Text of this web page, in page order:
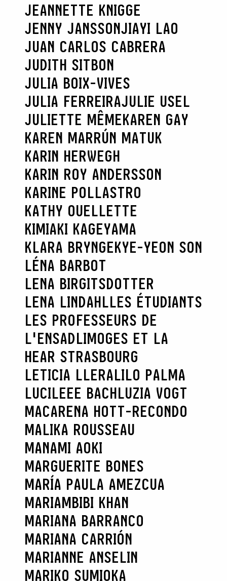
JEANNETTE KNIGGE
JENNY JANSSONJIAYI LAO
JUAN CARLOS CABRERA
JUDITH SITBON
JULIA BOIX-VIVES
JULIA FERREIRAJULIE USEL
JULIETTE MÊMEKAREN GAY
KAREN MARRÚN MATUK
KARIN HERWEGH
KARIN ROY ANDERSSON
KARINE POLLASTRO
KATHY OUELLETTE
KIMIAKI KAGEYAMA
KLARA BRYNGEKYE-YEON SON
LÉNA BARBOT
LENA BIRGITSDOTTER
LENA LINDAHLLES ÉTUDIANTS
LES PROFESSEURS DE
L'ENSADLIMOGES ET LA
HEAR STRASBOURG
LETICIA LLERALILO PALMA
LUCILEEE BACHLUZIA VOGT
MACARENA HOTT-RECONDO
MALIKA ROUSSEAU
MANAMI AOKI
MARGUERITE BONES
MARÍA PAULA AMEZCUA
MARIAMBIBI KHAN
MARIANA BARRANCO
MARIANA CARRIÓN
MARIANNE ANSELIN
MARIKO SUMIOKA
RECHERCHER